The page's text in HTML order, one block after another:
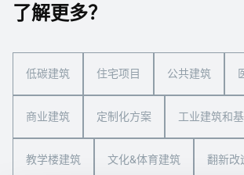
了解更多？
低碳建筑 住宅项目 公共建筑
商业建筑 定制化方案 工业建筑和
教学楼建筑 文化&体育建筑 翻新改